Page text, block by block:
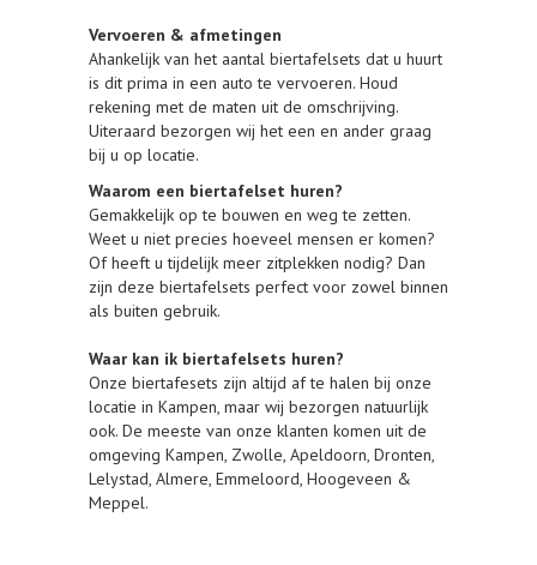
Vervoeren & afmetingen
Ahankelijk van het aantal biertafelsets dat u huurt
is dit prima in een auto te vervoeren. Houd
rekening met de maten uit de omschrijving.
Uiteraard bezorgen wij het een en ander graag
bij u op locatie.
Waarom een biertafelset huren?
Gemakkelijk op te bouwen en weg te zetten.
Weet u niet precies hoeveel mensen er komen?
Of heeft u tijdelijk meer zitplekken nodig? Dan
zijn deze biertafelsets perfect voor zowel binnen
als buiten gebruik.
Waar kan ik biertafelsets huren?
Onze biertafesets zijn altijd af te halen bij onze
locatie in Kampen, maar wij bezorgen natuurlijk
ook. De meeste van onze klanten komen uit de
omgeving Kampen, Zwolle, Apeldoorn, Dronten,
Lelystad, Almere, Emmeloord, Hoogeveen &
Meppel.